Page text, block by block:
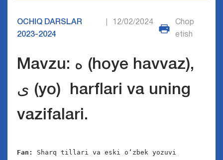
OCHIQ DARSLAR
2023-2024
12/02/2024
Chop
etish
Mavzu: ه (hoye havvaz),
ى (yo) harflari va uning
vazifalari.
Fan: Sharq tillari va eski o‘zbek yozuvi